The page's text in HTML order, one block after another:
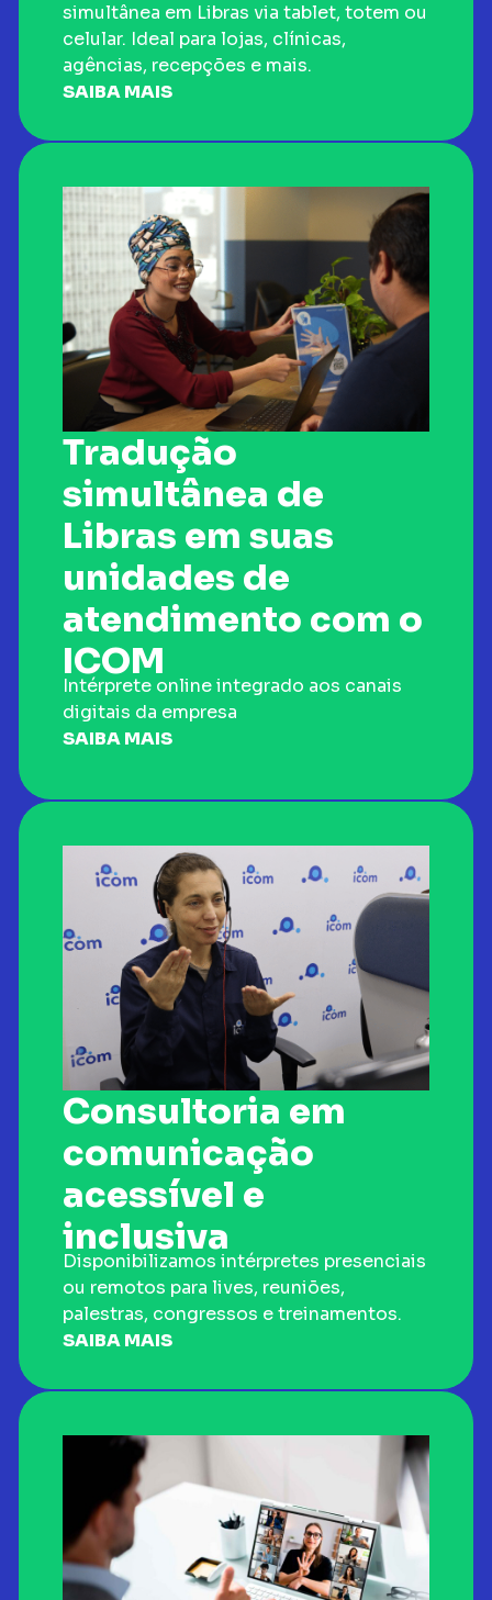
simultânea em Libras via tablet, totem ou
celular. Ideal para lojas, clínicas,
agências, recepções e mais.
SAIBA MAIS
Tradução
simultânea de
Libras em suas
unidades de
atendimento com o
ICOM
Intérprete online integrado aos canais
digitais da empresa
SAIBA MAIS
Consultoria em
comunicação
acessível e
inclusiva
Disponibilizamos intérpretes presenciais
ou remotos para lives, reuniões,
palestras, congressos e treinamentos.
SAIBA MAIS